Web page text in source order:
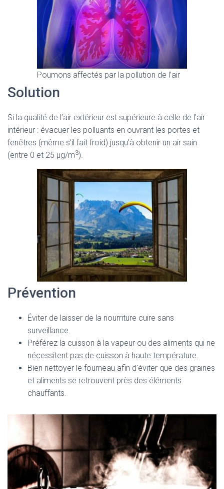
Poumons affectés par la pollution de l’air
Solution
Si la qualité de l’air extérieur est supérieure à celle de l’air
intérieur : évacuer les polluants en ouvrant les portes et
fenêtres (même s’il fait froid) jusqu’à obtenir un air sain
(entre 0 et 25 μg/m3).
Prévention
Éviter de laisser de la nourriture cuire sans
surveillance.
Préférez la cuisson à la vapeur ou des aliments qui ne
nécessitent pas de cuisson à haute température.
Bien nettoyer le fourneau afin d’éviter que des graines
et aliments se retrouvent près des éléments
chauffants.